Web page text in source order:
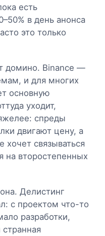
есть
в день анонса
это только
домино. Binance —
и для многих
основную
уходит,
спреды
двигают цену, а
хочет связываться
на второстепенных
Делистинг
с проектом что-то
разработки,